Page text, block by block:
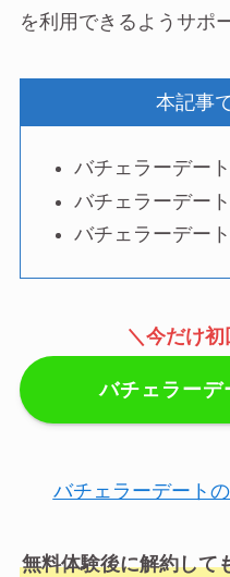
を利用できるようサポ
本記事
バチェラーデー
バチェラーデー
バチェラーデー
＼今だけ
バチェラーデ
バチェラーデート
無料体験後に解約して